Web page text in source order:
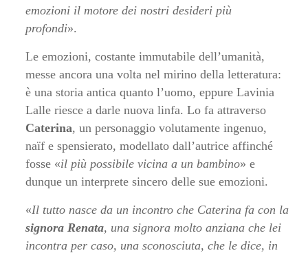
emozioni il motore dei nostri desideri più
profondi».
Le emozioni, costante immutabile dell’umanità,
messe ancora una volta nel mirino della letteratura:
è una storia antica quanto l’uomo, eppure Lavinia
Lalle riesce a darle nuova linfa. Lo fa attraverso
Caterina, un personaggio volutamente ingenuo,
naïf e spensierato, modellato dall’autrice affinché
fosse «il più possibile vicina a un bambino» e
dunque un interprete sincero delle sue emozioni.
«Il tutto nasce da un incontro che Caterina fa con la
signora Renata, una signora molto anziana che lei
incontra per caso, una sconosciuta, che le dice, in